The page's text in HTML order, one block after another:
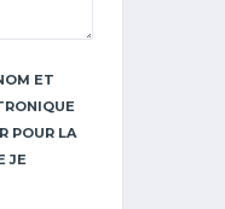
ET
POUR LA
JE